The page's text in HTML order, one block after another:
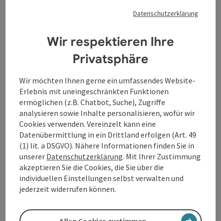
Beitrag merken: theater tabor
Datenschutzerklärung
Wir respektieren Ihre
Privatsphäre
Wir möchten Ihnen gerne ein umfassendes Website-
Erlebnis mit uneingeschränkten Funktionen
ermöglichen (z.B. Chatbot, Suche), Zugriffe
analysieren sowie Inhalte personalisieren, wofür wir
Cookies verwenden. Vereinzelt kann eine
Datenübermittlung in ein Drittland erfolgen (Art. 49
(1) lit. a DSGVO). Nähere Informationen finden Sie in
unserer Datenschutzerklärung. Mit Ihrer Zustimmung
akzeptieren Sie die Cookies, die Sie über die
individuellen Einstellungen selbst verwalten und
jederzeit widerrufen können.